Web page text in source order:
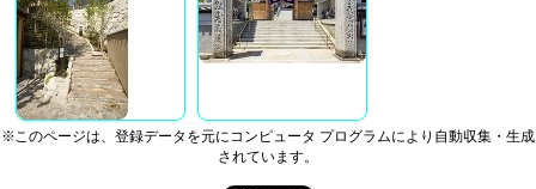
※このページは、登録データを元にコンピュータ プログラムにより自動収集・生成
されています。